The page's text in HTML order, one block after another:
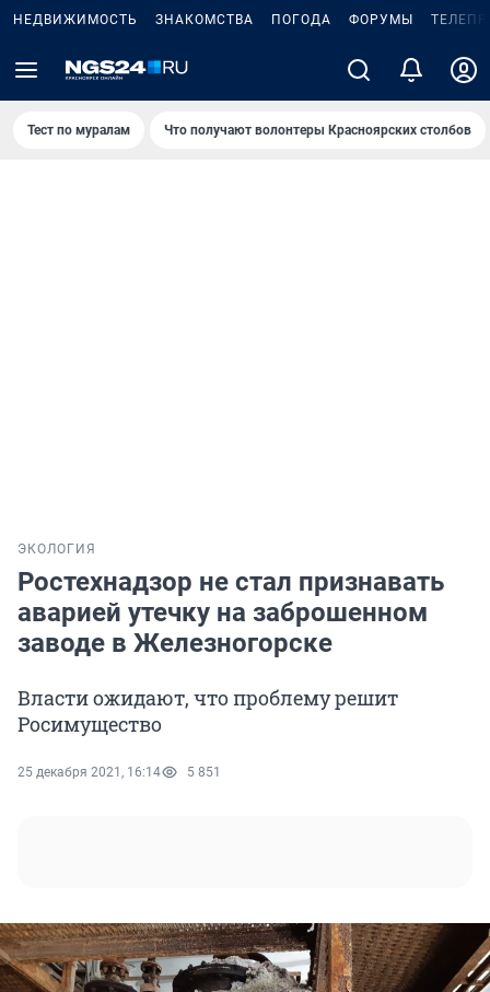
НЕДВИЖИМОСТЬ ЗНАКОМСТВА ПОГОДА ФОРУМЫ
Тест по мурaлaм Что получают волонтеры Красноярских столбов
ЭКОЛОГИЯ
Ростехнадзор не стал признавать
аварией утечку на заброшенном
заводе в Железногорске
Власти ожидают, что проблему решит
Росимущество
25 декабря 2021, 16:14 5 851